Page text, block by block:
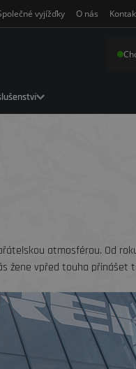
vyjížďky O nás
atmosférou. Od
žene vpřed touha přinášet